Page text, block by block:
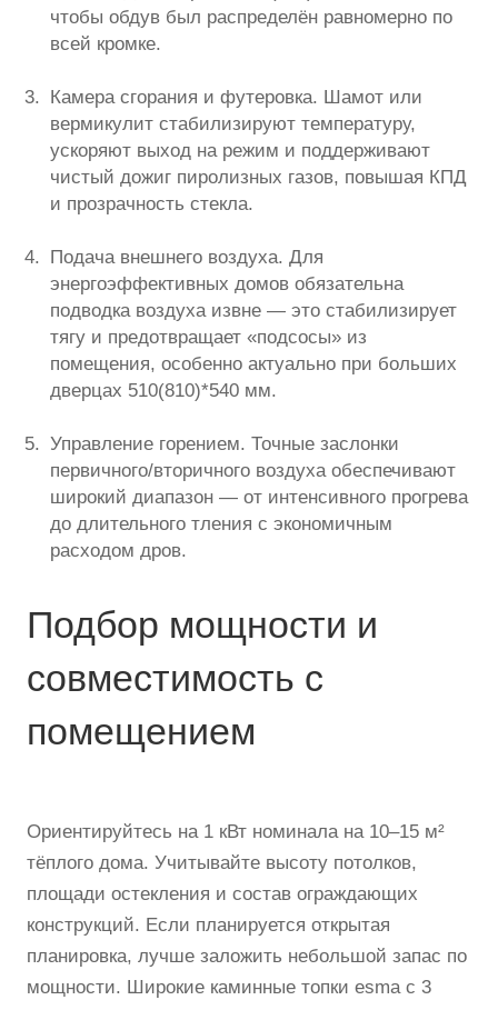
чтобы обдув был распределён равномерно по
всей кромке.
Камера сгорания и футеровка. Шамот или
вермикулит стабилизируют температуру,
ускоряют выход на режим и поддерживают
чистый дожиг пиролизных газов, повышая КПД
и прозрачность стекла.
Подача внешнего воздуха. Для
энергоэффективных домов обязательна
подводка воздуха извне — это стабилизирует
тягу и предотвращает «подсосы» из
помещения, особенно актуально при больших
дверцах 510(810)*540 мм.
Управление горением. Точные заслонки
первичного/вторичного воздуха обеспечивают
широкий диапазон — от интенсивного прогрева
до длительного тления с экономичным
расходом дров.
Подбор мощности и
совместимость с
помещением
Ориентируйтесь на 1 кВт номинала на 10–15 м²
тёплого дома. Учитывайте высоту потолков,
площади остекления и состав ограждающих
конструкций. Если планируется открытая
планировка, лучше заложить небольшой запас по
мощности. Широкие каминные топки esma с 3